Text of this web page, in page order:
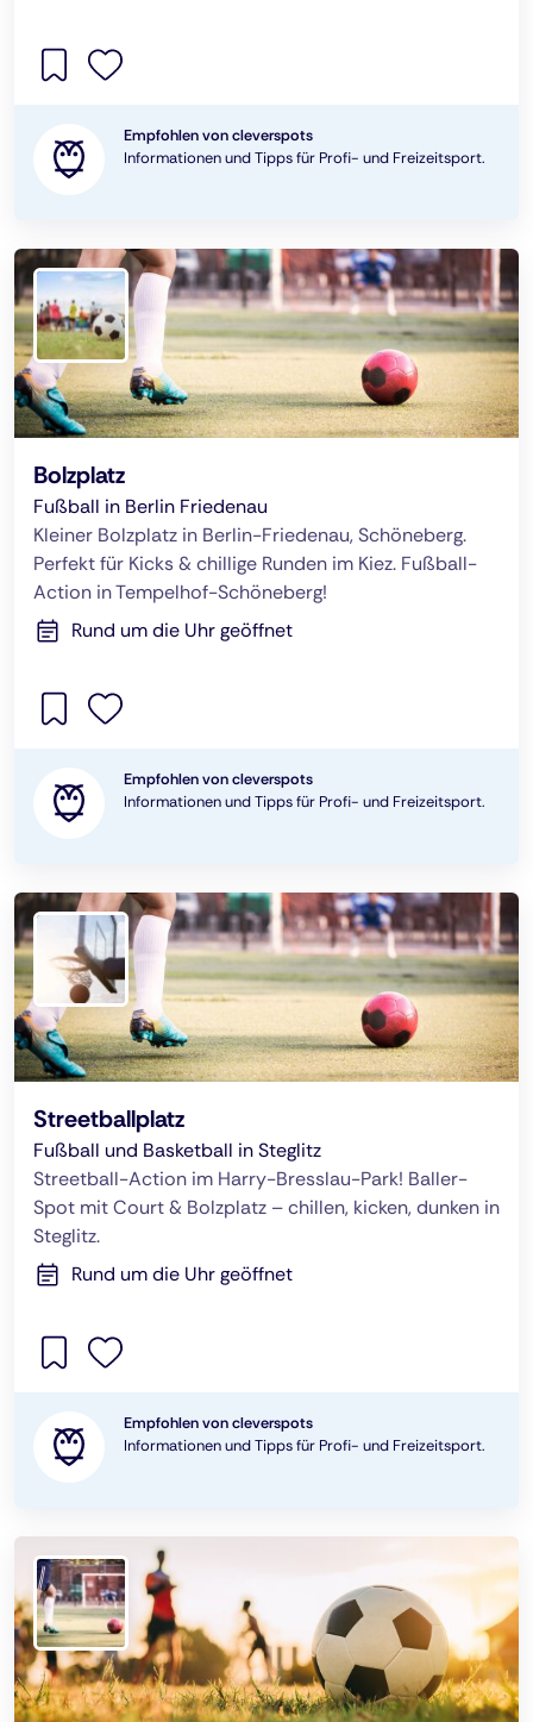
Empfohlen von cleverspots
Informationen und Tipps für Profi- und Freizeitsport.
Bolzplatz
Fußball in Berlin Friedenau
Kleiner Bolzplatz in Berlin-Friedenau, Schöneberg.
Perfekt für Kicks & chillige Runden im Kiez. Fußball-
Action in Tempelhof-Schöneberg!
Rund um die Uhr geöffnet
Empfohlen von cleverspots
Informationen und Tipps für Profi- und Freizeitsport.
Streetballplatz
Fußball und Basketball in Steglitz
Streetball-Action im Harry-Bresslau-Park! Baller-
Spot mit Court & Bolzplatz – chillen, kicken, dunken in
Steglitz.
Rund um die Uhr geöffnet
Empfohlen von cleverspots
Informationen und Tipps für Profi- und Freizeitsport.